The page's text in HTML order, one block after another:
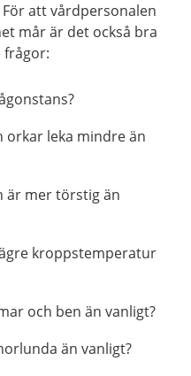
att vårdpersonalen
mår är det också bra
frågor:
leka mindre än
är mer törstig än
kroppstemperatur
och ben än vanligt?
än vanligt?